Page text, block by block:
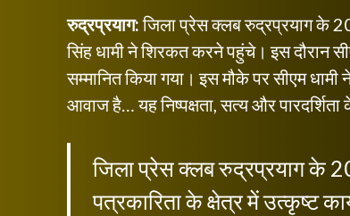
रुद्रप्रयाग:जिला प्रेस क्लब रुद्रप्रयाग के 20
सिंह धामी ने शिरकत करने पहुंचे। इस दौरान
सम्मानित किया गया। इस मौके पर सीएम
आवाज है… यह निष्पक्षता, सत्य और
जिला प्रेस क्लब रुद्रप्रयाग के 20
पत्रकारिता के क्षेत्र में उत्कृष्ट